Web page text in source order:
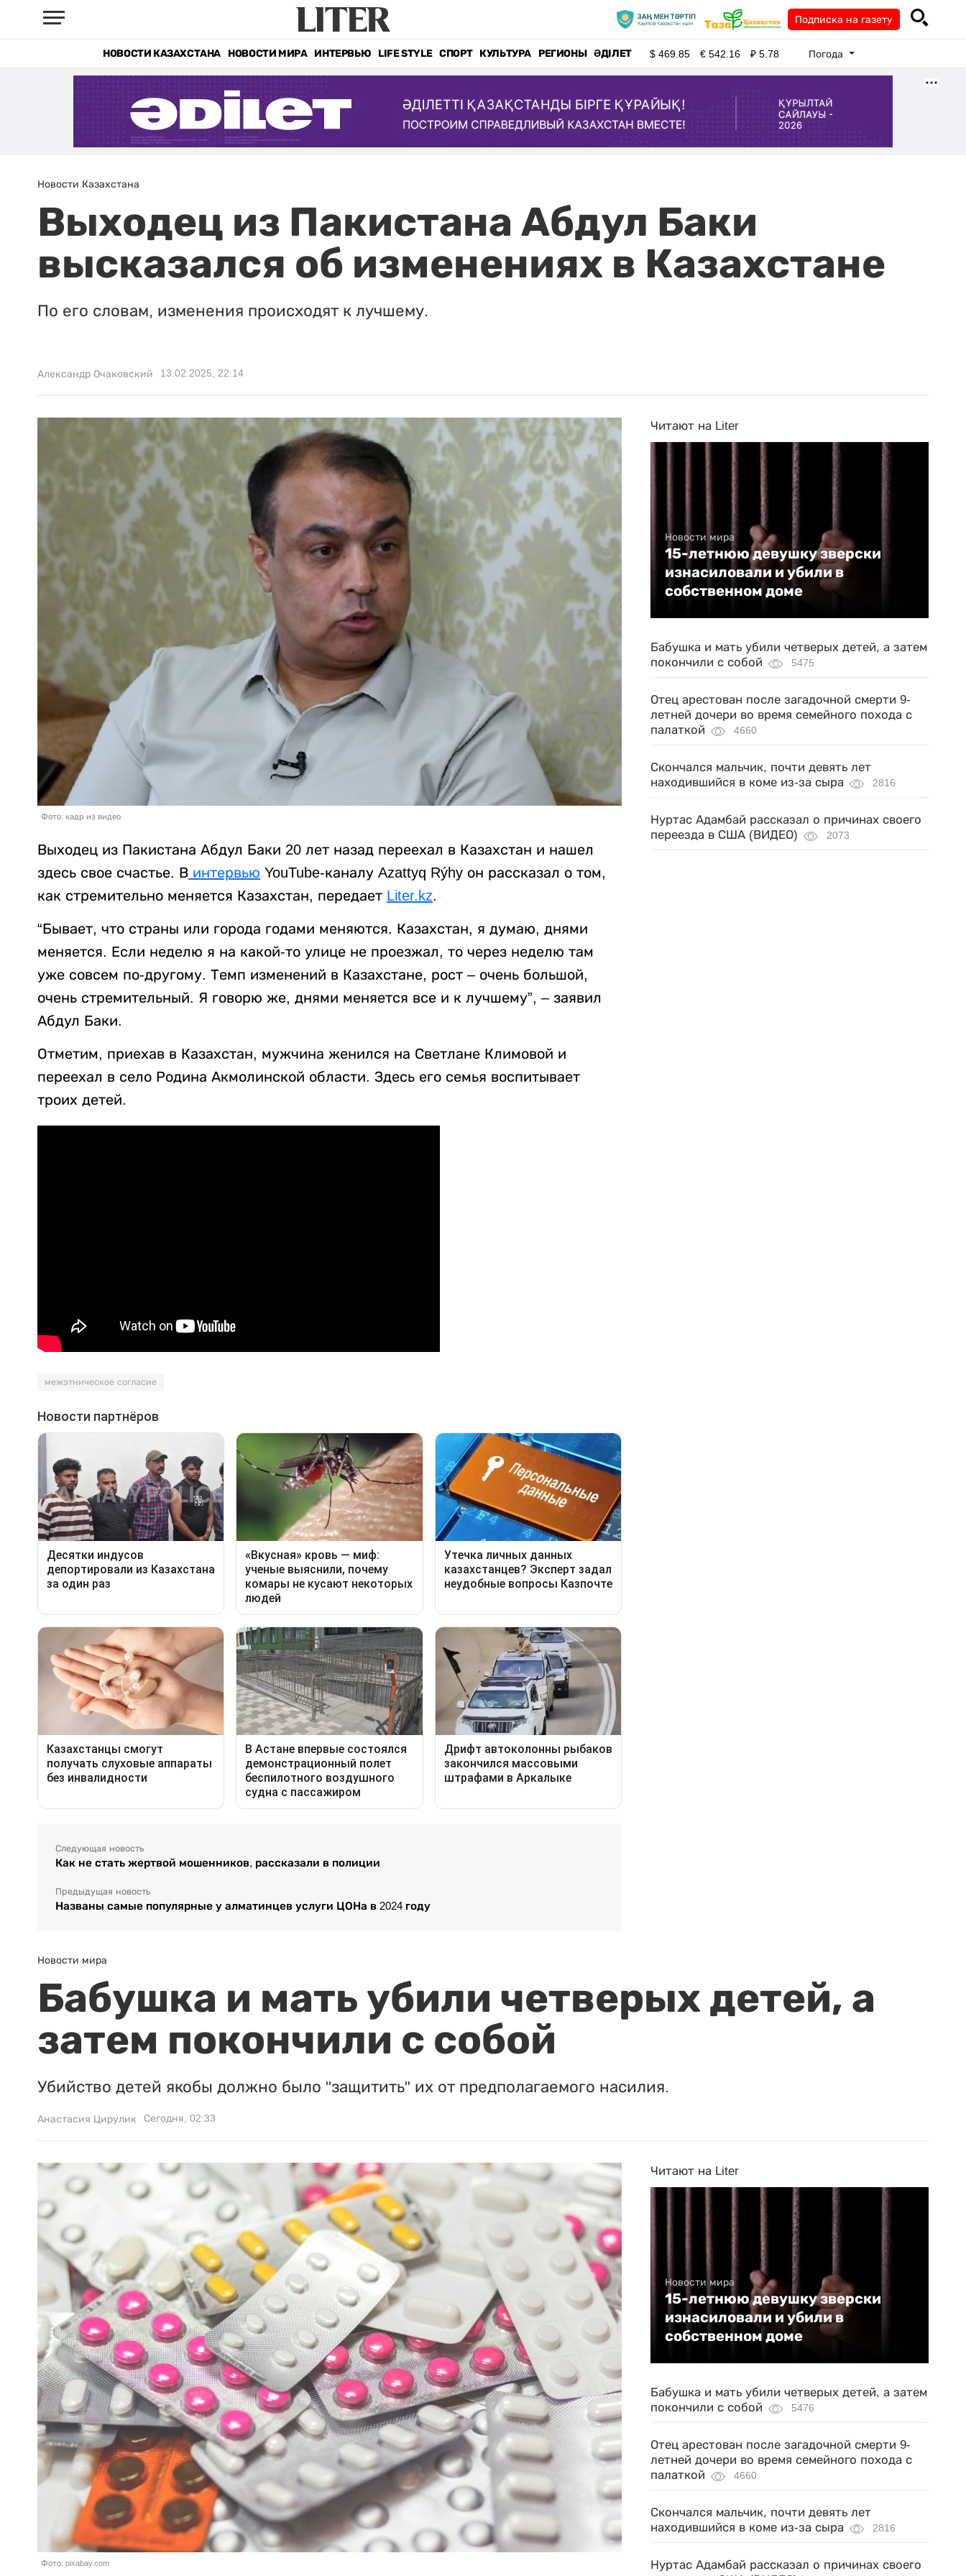
Подписка на газету
НОВОСТИ КАЗАХСТАНА НОВОСТИ МИРА ИНТЕРВЬЮ LIFE STYLE СПОРТ КУЛЬТУРА РЕГИОНЫ ӘДІЛЕТ $469.85 €542.16 ₽5.78 Погода
Новости Казахстана
Выходец из Пакистана Абдул Баки
высказался об изменениях в Казахстане
По его словам, изменения происходят к лучшему.
Александр Очаковский 13.02.2025, 22:14
Фото: кадр из видео
Выходец из Пакистана Абдул Баки 20 лет назад переехал в Казахстан и нашел
здесь свое счастье. В интервью YouTube-каналу Azattyq Rýhy он рассказал о том,
как стремительно меняется Казахстан, передает Liter.kz.
“Бывает, что страны или города годами меняются. Казахстан, я думаю, днями
меняется. Если неделю я на какой-то улице не проезжал, то через неделю там
уже совсем по-другому. Темп изменений в Казахстане, рост – очень большой,
очень стремительный. Я говорю же, днями меняется все и к лучшему”, – заявил
Абдул Баки.
Отметим, приехав в Казахстан, мужчина женился на Светлане Климовой и
переехал в село Родина Акмолинской области. Здесь его семья воспитывает
троих детей.
межэтническое согласие
Следующая новость
Как не стать жертвой мошенников, рассказали в полиции
Предыдущая новость
Названы самые популярные у алматинцев услуги ЦОНа в 2024 году
Читают на Liter
Новости мира
15-летнюю девушку зверски
изнасиловали и убили в
собственном доме
Бабушка и мать убили четверых детей, а затем
покончили с собой
5475
Отец арестован после загадочной смерти 9-
летней дочери во время семейного похода с
палаткой
4660
Скончался мальчик, почти девять лет
находившийся в коме из-за сыра
2816
Нуртас Адамбай рассказал о причинах своего
переезда в США (ВИДЕО)
2073
Новости мира
Бабушка и мать убили четверых детей, а
затем покончили с собой
Убийство детей якобы должно было "защитить" их от предполагаемого насилия.
Анастасия Цирулик Сегодня, 02:33
Фото: pixabay.com
Читают на Liter
Новости мира
15-летнюю девушку зверски
изнасиловали и убили в
собственном доме
Бабушка и мать убили четверых детей, а затем
покончили с собой
5476
Отец арестован после загадочной смерти 9-
летней дочери во время семейного похода с
палаткой
4660
Скончался мальчик, почти девять лет
находившийся в коме из-за сыра
2816
Нуртас Адамбай рассказал о причинах своего